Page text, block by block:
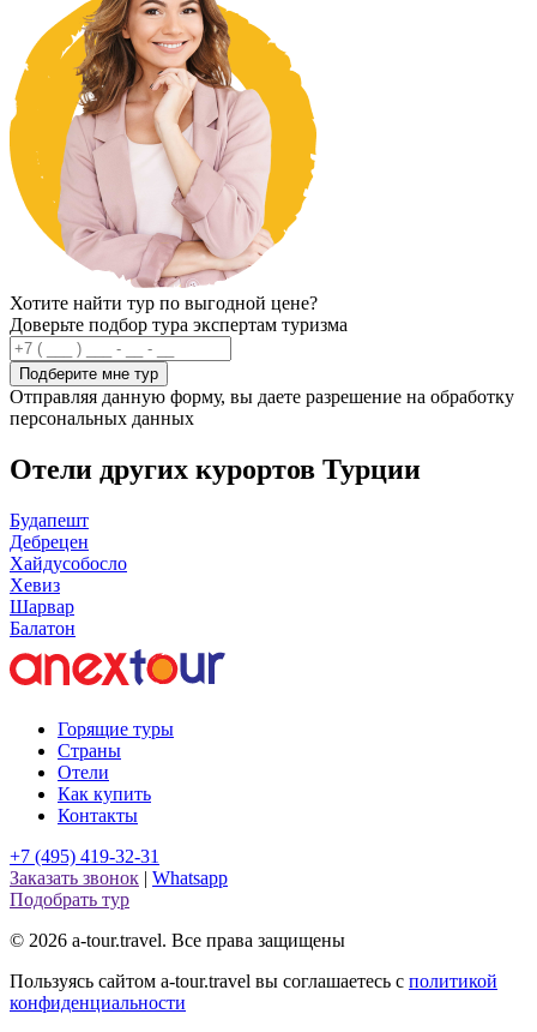
Хотите найти тур по выгодной цене?
Доверьте подбор тура экспертам туризма
Подберите мне тур
Отправляя данную форму, вы даете разрешение на обработку
персональных данных
Отели других курортов Турции
Будапешт
Дебрецен
Хайдусобосло
Хевиз
Шарвар
Балатон
Горящие туры
Страны
Отели
Как купить
Контакты
+7 (495) 419-32-31
Заказать звонок | Whatsapp
Подобрать тур
© 2026 a-tour.travel. Все права защищены
Пользуясь сайтом a-tour.travel вы соглашаетесь с политикой
конфиденциальности